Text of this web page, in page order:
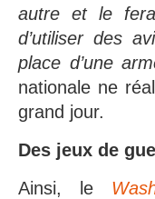
autre et le
d’utiliser des
place d’une
nationale ne
grand jour.
Des jeux de
Ainsi, le